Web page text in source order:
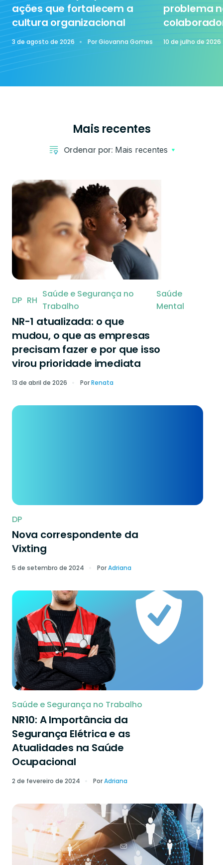
ações que fortalecem a
cultura organizacional
3 de agosto de 2026 PorGiovanna Gomes
problema
10 de julho de 2026
Mais recentes
Ordenar por: Mais recentes
DP RH
Saúde e Segurança no
Trabalho
Saúde
Mental
NR-1 atualizada: o que
mudou, o que as empresas
precisam fazer e por que isso
virou prioridade imediata
13 de abril de 2026 PorRenata
DP
Nova correspondente da
Vixting
5 de setembro de 2024 PorAdriana
Saúde e Segurança no Trabalho
NR10: A Importância da
Segurança Elétrica e as
Atualidades na Saúde
Ocupacional
2 de fevereiro de 2024 PorAdriana